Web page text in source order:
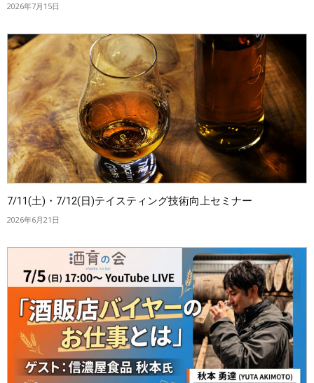
2026年7月15日
7/11(土)・7/12(日)テイスティング技術向上セミナー
2026年6月21日